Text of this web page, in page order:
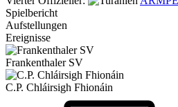
Spielbericht
Aufstellungen
Ereignisse
Frankenthaler SV
C.P. Chláirsigh Fhionáin